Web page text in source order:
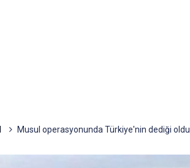
Musul operasyonunda Türkiye'nin dediği oldu